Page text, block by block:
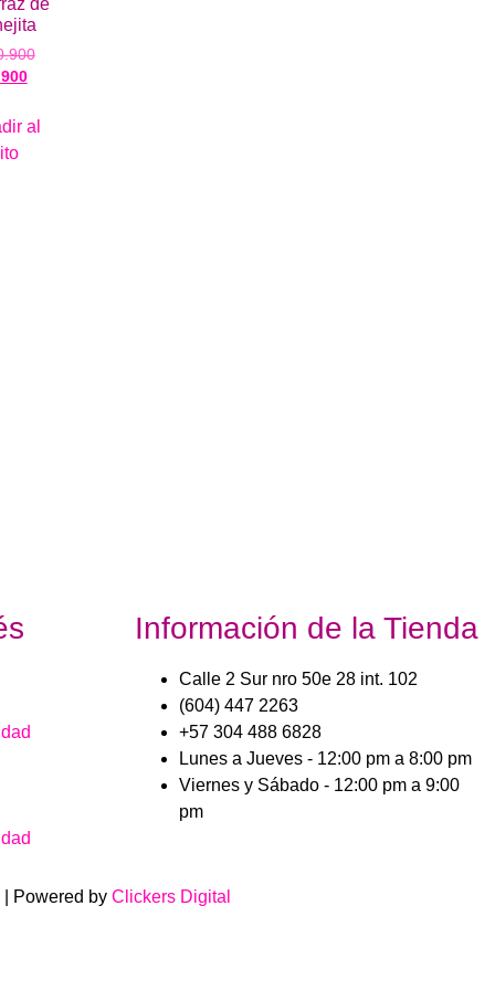
de
al
Información de la Tienda
Calle 2 Sur nro 50e 28 int. 102
(604) 447 2263
+57 304 488 6828
Lunes a Jueves - 12:00 pm a 8:00 pm
Viernes y Sábado - 12:00 pm a 9:00
pm
Powered by Clickers Digital